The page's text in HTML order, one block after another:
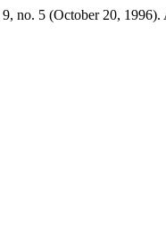
9, no. 5 (October 20, 1996).